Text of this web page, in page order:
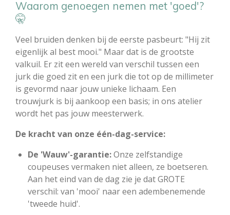
Waarom genoegen nemen met 'goed'?
🤫
Veel bruiden denken bij de eerste pasbeurt: "Hij zit
eigenlijk al best mooi." Maar dat is de grootste
valkuil. Er zit een wereld van verschil tussen een
jurk die goed zit en een jurk die tot op de millimeter
is gevormd naar jouw unieke lichaam. Een
trouwjurk is bij aankoop een basis; in ons atelier
wordt het pas jouw meesterwerk.
De kracht van onze één-dag-service:
De 'Wauw'-garantie:Onze zelfstandige
coupeuses vermaken niet alleen, ze boetseren.
Aan het eind van de dag zie je dat GROTE
verschil: van 'mooi' naar een adembenemende
'tweede huid'.